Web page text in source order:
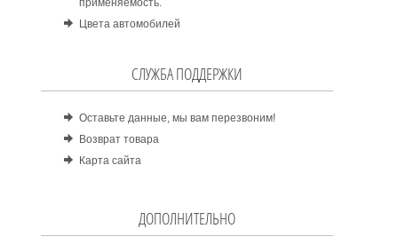
Цвета автомобилей
СЛУЖБА ПОДДЕРЖКИ
Оставьте данные, мы вам перезвоним!
Возврат товара
Карта сайта
ДОПОЛНИТЕЛЬНО